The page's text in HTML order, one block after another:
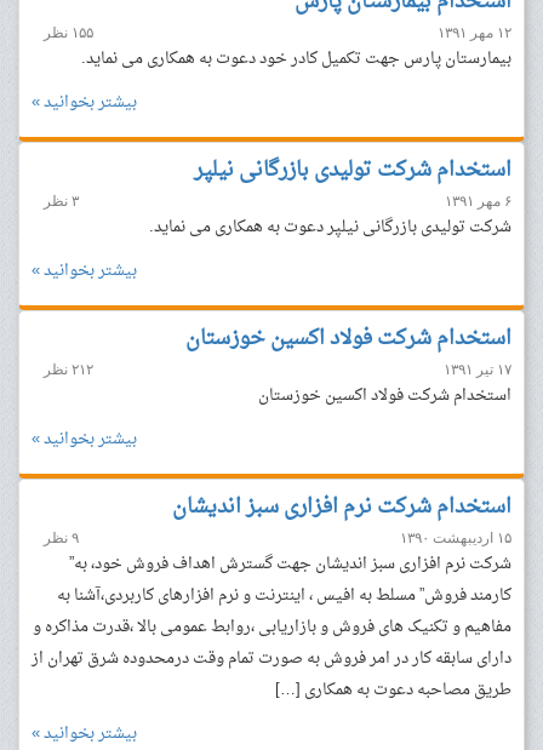
۱۲ مهر ۱۳۹۱ ۱۵۵ نظر
بیمارستان پارس جهت تکمیل کادر خود دعوت به همکاری می نماید.
بیشتر بخوانید »
استخدام شرکت تولیدی بازرگانی نیلپر
۶ مهر ۱۳۹۱ ۳ نظر
شرکت تولیدی بازرگانی نیلپر دعوت به همکاری می نماید.
بیشتر بخوانید »
استخدام شرکت فولاد اکسین خوزستان
۱۷ تیر ۱۳۹۱ ۲۱۲ نظر
استخدام شرکت فولاد اکسین خوزستان
بیشتر بخوانید »
استخدام شرکت نرم افزاری سبز اندیشان
۱۵ اردیبهشت ۱۳۹۰ ۹ نظر
شرکت نرم افزاری سبز اندیشان جهت گسترش اهداف فروش خود، به”
کارمند فروش” مسلط به افیس ، اینترنت و نرم افزارهای کاربردی،آشنا به
مفاهیم و تکنیک های فروش و بازاریابی ،روابط عمومی بالا ،قدرت مذاکره و
دارای سابقه کار در امر فروش به صورت تمام وقت درمحدوده شرق تهران از
طریق مصاحبه دعوت به همکاری […]
بیشتر بخوانید »